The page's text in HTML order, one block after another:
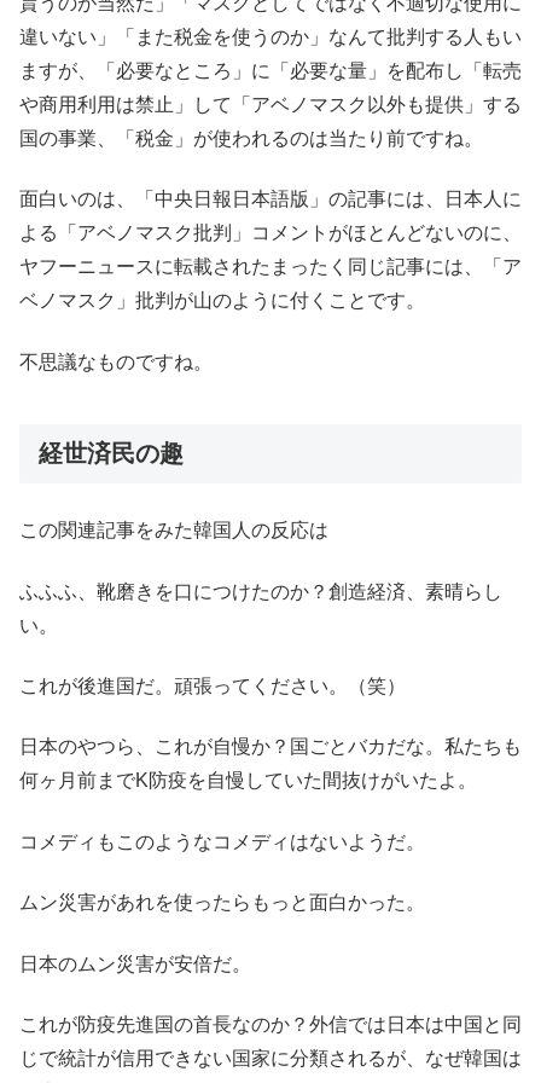
違いない」「また税金を使うのか」なんて批判する人もい
ますが、「必要なところ」に「必要な量」を配布し「転売
や商用利用は禁止」して「アベノマスク以外も提供」する
国の事業、「税金」が使われるのは当たり前ですね。
面白いのは、「中央日報日本語版」の記事には、日本人に
よる「アベノマスク批判」コメントがほとんどないのに、
ヤフーニュースに転載されたまったく同じ記事には、「ア
ベノマスク」批判が山のように付くことです。
不思議なものですね。
経世済民の趣
この関連記事をみた韓国人の反応は
ふふふ、靴磨きを口につけたのか？創造経済、素晴らし
い。
これが後進国だ。頑張ってください。（笑）
日本のやつら、これが自慢か？国ごとバカだな。私たちも
何ヶ月前までK防疫を自慢していた間抜けがいたよ。
コメディもこのようなコメディはないようだ。
ムン災害があれを使ったらもっと面白かった。
日本のムン災害が安倍だ。
これが防疫先進国の首長なのか？外信では日本は中国と同
じで統計が信用できない国家に分類されるが、なぜ韓国は